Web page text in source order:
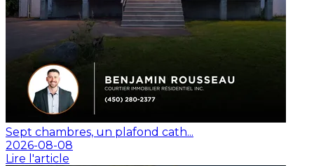
Sept chambres, un plafond cath...
2026-08-08
Lire l'article